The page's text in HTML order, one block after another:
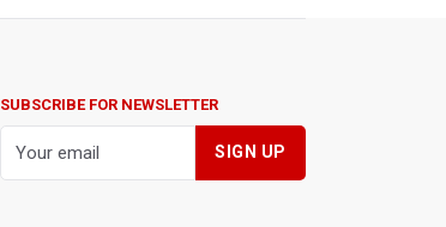
SUBSCRIBE FOR NEWSLETTER